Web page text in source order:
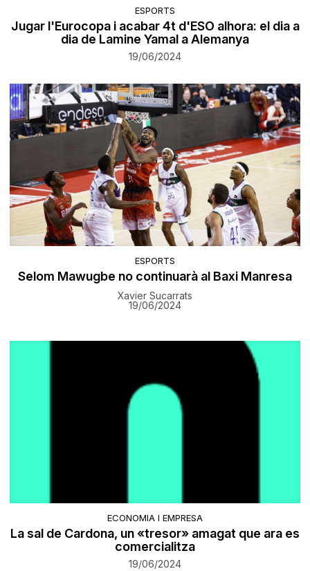
ESPORTS
Jugar l'Eurocopa i acabar 4t d'ESO alhora: el dia a
dia de Lamine Yamal a Alemanya
19/06/2024
ESPORTS
Selom Mawugbe no continuarà al Baxi Manresa
Xavier Sucarrats
19/06/2024
ECONOMIA I EMPRESA
La sal de Cardona, un «tresor» amagat que ara es
comercialitza
19/06/2024